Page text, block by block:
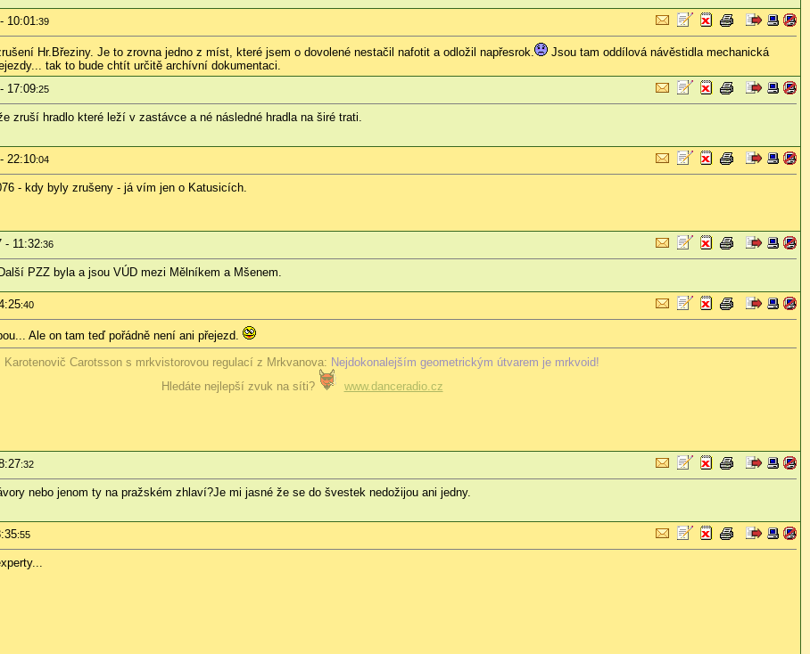
10:01 :39
Hr.Březiny. Je to zrovna jedno z míst, které jsem o dovolené nestačil nafotit a odložil napřesrok.
Jsou tam oddílová návěstidla mechanická
tak to bude chtít určitě archívní dokumentaci.
17:09:25
zruší hradlo které leží v zastávce a né následné hradla na širé trati.
22:10:04
- kdy byly zrušeny - já vím jen o Katusicích.
- 11:32:36
PZZ byla a jsou VÚD mezi Mělníkem a Mšenem.
:40
Ale on tam teď pořádně není ani přejezd.
Karotenovič Carotsson s mrkvistorovou regulací z Mrkvanova: Nejdokonalejším geometrickým útvarem je mrkvoid!
Hledáte nejlepší zvuk na síti?
www.danceradio.cz
:32
nebo jenom ty na pražském zhlaví?Je mi jasné že se do švestek nedožijou ani jedny.
:55